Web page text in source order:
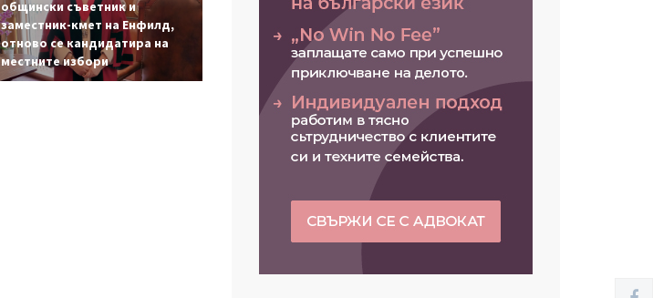
общински съветник и
заместник-кмет на Енфилд,
отново се кандидатира на
местните избори